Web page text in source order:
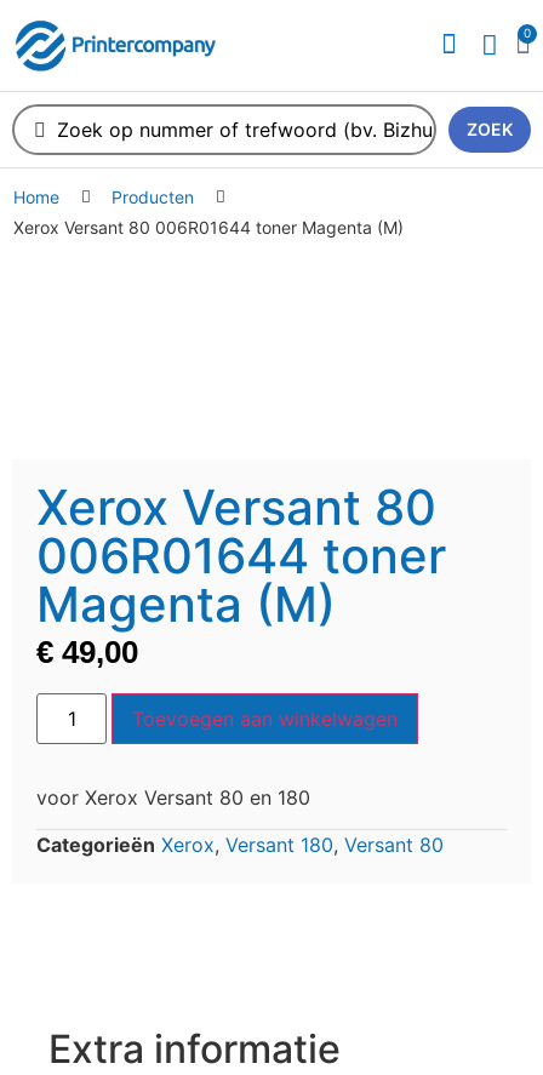
0
ZOEK
Home
Producten
Xerox Versant 80 006R01644 toner Magenta (M)
Xerox Versant 80
006R01644 toner
Magenta (M)
€ 49,00
Toevoegen aan winkelwagen
voor Xerox Versant 80 en 180
Categorieën Xerox, Versant 180, Versant 80
Extra informatie